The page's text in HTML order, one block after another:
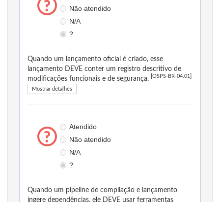
Não atendido
N/A
?
Quando um lançamento oficial é criado, esse
lançamento DEVE conter um registro descritivo de
modificações funcionais e de segurança.
[OSPS-BR-04.01]
Mostrar detalhes
Atendido
Não atendido
N/A
?
Quando um pipeline de compilação e lançamento
ingere dependências, ele DEVE usar ferramentas